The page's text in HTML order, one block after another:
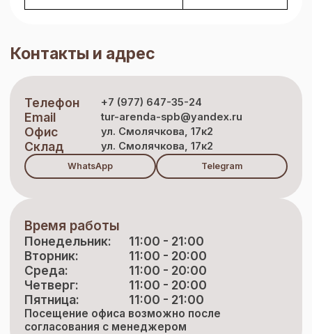
Контакты и адрес
Телефон +7 (977) 647-35-24
Email tur-arenda-spb@yandex.ru
Офис ул. Смолячкова, 17к2
Склад ул. Смолячкова, 17к2
WhatsApp Telegram
Время работы
Понедельник:
11:00 - 21:00
Вторник:
11:00 - 20:00
Среда:
11:00 - 20:00
Четверг:
11:00 - 20:00
Пятница:
11:00 - 21:00
Посещение офиса возможно после
согласования с менеджером